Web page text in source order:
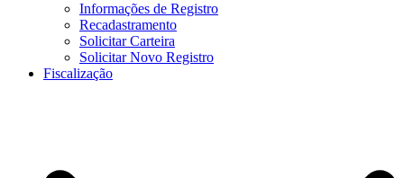
Informações de Registro
Recadastramento
Solicitar Carteira
Solicitar Novo Registro
Fiscalização